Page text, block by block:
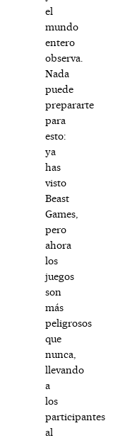
el
mundo
entero
observa.
Nada
puede
prepararte
para
esto:
ya
has
visto
Beast
Games,
pero
ahora
los
juegos
son
más
peligrosos
que
nunca,
llevando
a
los
participantes
al